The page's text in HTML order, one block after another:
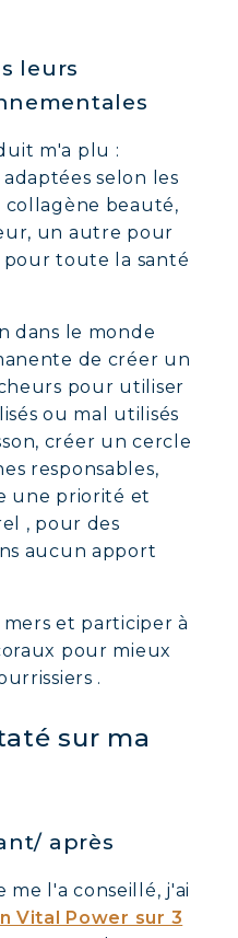
leurs
m'a plu :
selon les
collagène beauté,
un autre pour
pour toute la santé
dans le monde
de créer un
pour utiliser
ou mal utilisés
créer un cercle
responsables,
une priorité et
, pour des
aucun apport
et participer à
pour mieux
.
sur ma
après
me l'a conseillé, j'ai
Vital Power sur 3